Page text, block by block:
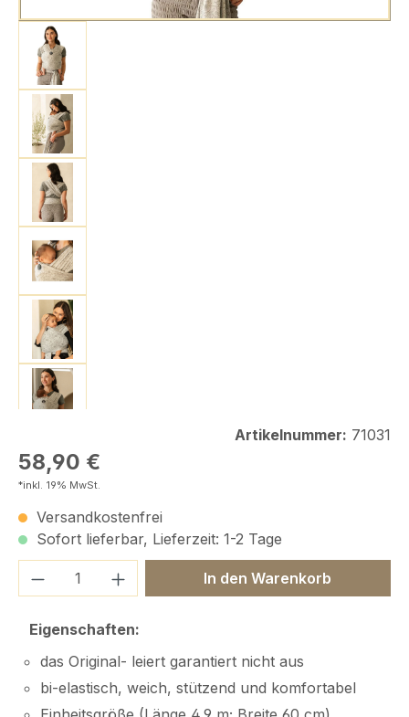
Artikelnummer: 71031
Regulärer Preis:
58,90 €
*inkl. 19% MwSt.
Versandkostenfrei
Sofort lieferbar, Lieferzeit: 1-2 Tage
Produkt Anzahl: Gib denIn den Warenkorb
Eigenschaften:
das Original- leiert garantiert nicht aus
bi-elastisch, weich, stützend und komfortabel